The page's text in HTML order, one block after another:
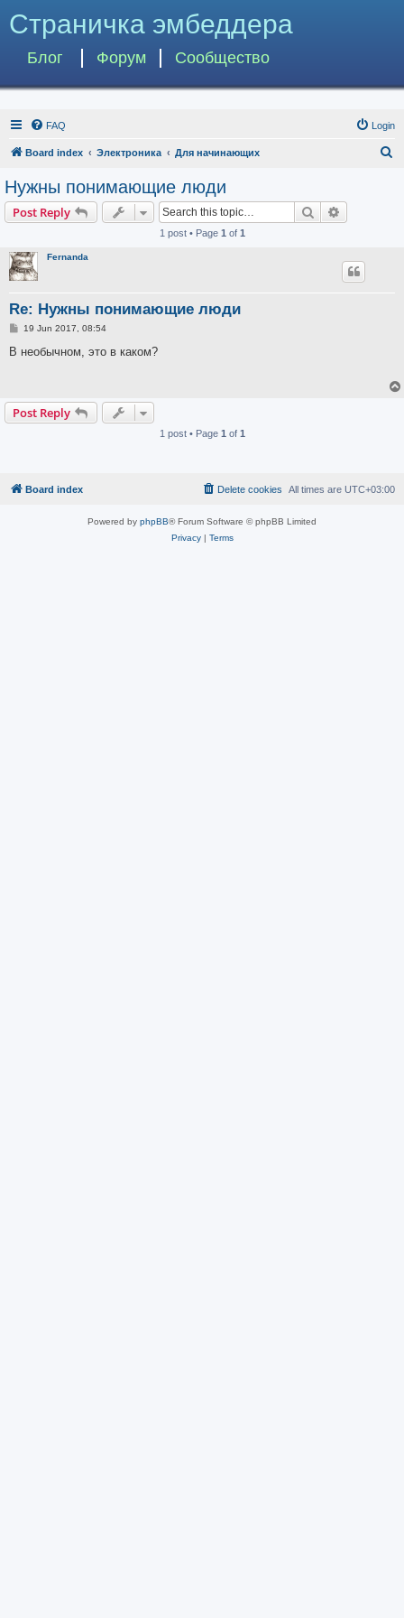
Страничка эмбеддера
Блог Форум Сообщество
FAQ Login
Board index Электроника Для начинающих
Нужны понимающие люди
Post Reply Search
1 post • Page 1 of 1
Fernanda
Re: Нужны понимающие люди
P
s
19 Jun 2017, 08:54
В необычном, это в каком?
Post Reply
1 post • Page 1 of 1
Board index All times are UTC+03:00
Delete cookies
Powered by phpBB® Forum Software © phpBB Limited
Privacy| Terms